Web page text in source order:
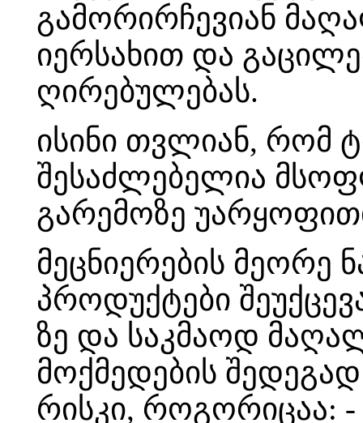
გამორირჩევიან
იერსახით და
ღირებულებას.
ისინი თვლიან, რომ
შესაძლებელია
გარემოზე
მეცნიერების მეორე
პროდუქტები
ზე და საკმაოდ
მოქმედების
რისკი, როგორიცაა: -